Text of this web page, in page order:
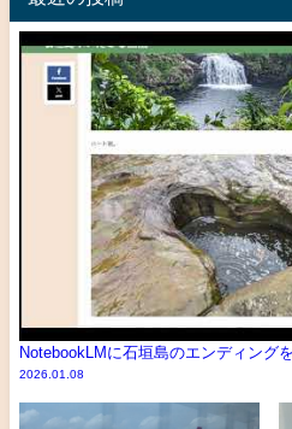
NotebookLMに石垣島のエンディング
2026.01.08